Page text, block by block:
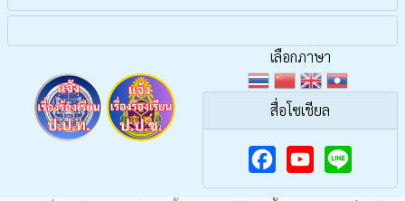
เลือกภาษา
สื่อโซเชียล
F
Y